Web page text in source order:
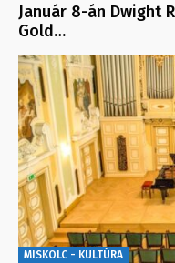
Január 8-án Dwight
Gold…
MISKOLC - KULTÚRA